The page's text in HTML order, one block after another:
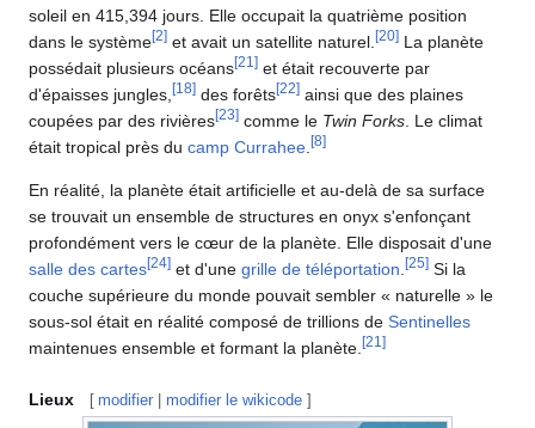
soleil en 415,394 jours. Elle occupait la quatrième position
dans le système[2] et avait un satellite naturel. [20] La planète
possédait plusieurs océans[21 ] et était recouverte par
d'épaisses jungles, [18] des forêts[22] ainsi que des plaines
coupées par des rivières[23] comme le Twin Forks . Le climat
était tropical près du camp Currahee [8]
En réalité, la planète était artificielle et au-delà de sa surface
se trouvait un ensemble de structures en onyx s'enfonçant
profondément vers le cœur de la planète. Elle disposait d'une
salle des cartes[24] et d'une grille de téléportation [25] Si la
couche supérieure du monde pouvait sembler « naturelle » le
sous-sol était en réalité composé de trillions de Sentinelles
maintenues ensemble et formant la planète. [21 ]
Lieux [ modifier |modifier le wikicode ]